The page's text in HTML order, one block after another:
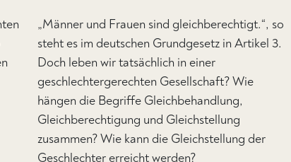
„Männer und Frauen sind gleichberechtigt.“, so
steht es im deutschen Grundgesetz in Artikel 3.
Doch leben wir tatsächlich in einer
geschlechtergerechten Gesellschaft? Wie
hängen die Begriffe Gleichbehandlung,
Gleichberechtigung und Gleichstellung
zusammen? Wie kann die Gleichstellung der
Geschlechter erreicht werden?